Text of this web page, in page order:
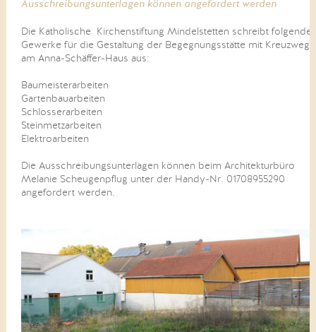
Ausschreibungsunterlagen können angefordert werden
Die Katholische Kirchenstiftung Mindelstetten schreibt folgende
Gewerke für die Gestaltung der Begegnungsstätte mit Kreuzweg
am Anna-Schäffer-Haus aus:
Baumeisterarbeiten
Gartenbauarbeiten
Schlosserarbeiten
Steinmetzarbeiten
Elektroarbeiten
Die Ausschreibungsunterlagen können beim Architekturbüro
Melanie Scheugenpflug unter der Handy-Nr. 01708955290
angefordert werden.